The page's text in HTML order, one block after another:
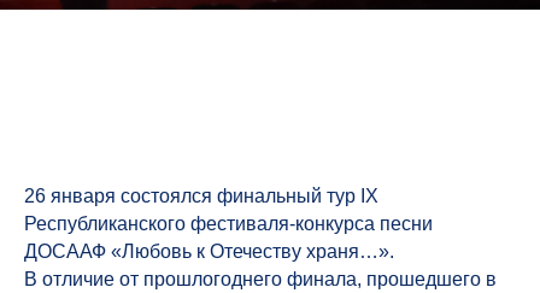
26 января состоялся финальный тур IX
Республиканского фестиваля-конкурса песни
ДОСААФ «Любовь к Отечеству храня…».
В отличие от прошлогоднего финала, прошедшего в